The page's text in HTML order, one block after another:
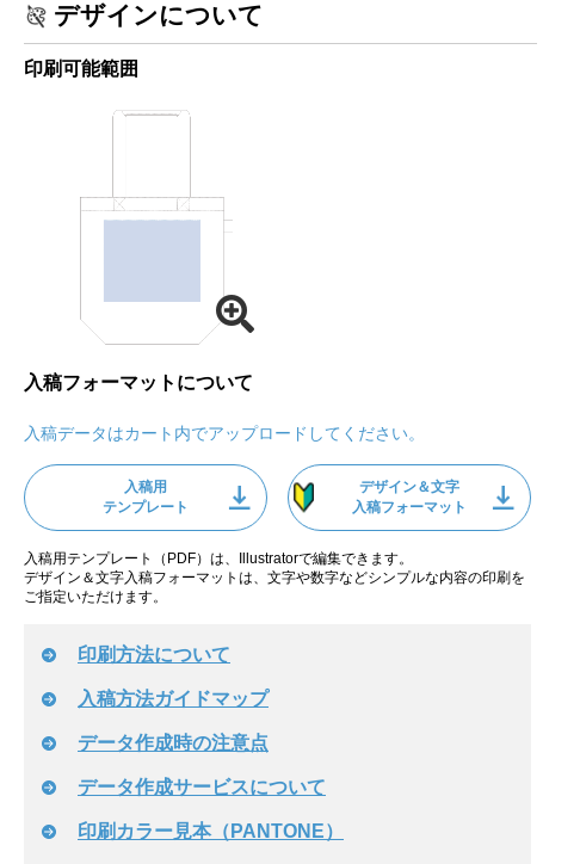
デザインについて
印刷可能範囲
入稿フォーマットについて
入稿データはカート内でアップロードしてください。
入稿用
テンプレート
デザイン＆文字
入稿フォーマット
入稿用テンプレート（PDF）は、Illustratorで編集できます。
デザイン＆文字入稿フォーマットは、文字や数字などシンプルな内容の印刷を
ご指定いただけます。
印刷方法について
入稿方法ガイドマップ
データ作成時の注意点
データ作成サービスについて
印刷カラー見本（PANTONE）